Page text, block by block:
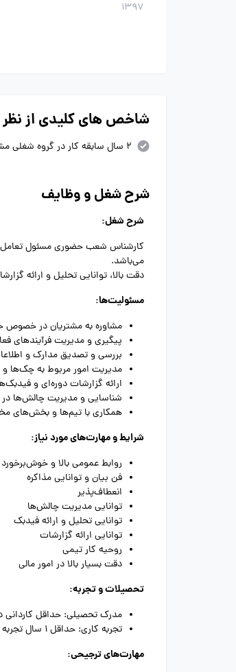
1397
شاخص های کلیدی از نظر
2 سال سابقه کار در گروه شغلی مشابه
شرح شغل و وظایف
شرح شغل:
کارشناس شعب حضوری مسئول تعامل
می‌باشد.
دقت بالا، توانایی تحلیل و ارائه
مسئولیت‌ها:
مشاوره به مشتریان در خصوص
پیگیری و مدیریت فرآیندهای
بررسی و تصدیق مدارک و
مدیریت امور مربوط به چک‌ها
ارائه گزارشات دوره‌ای و
شناسایی و مدیریت چالش‌ها در
همکاری با تیم‌ها و بخش‌های
شرایط و مهارت‌های مورد نیاز:
روابط عمومی بالا و خوش‌برخورد
فن بیان و توانایی مذاکره
انعطاف‌پذیر
توانایی مدیریت چالش‌ها
توانایی تحلیل و ارائه فیدبک
توانایی ارائه گزارشات
روحیه کار تیمی
دقت بسیار بالا در امور مالی
تحصیلات و تجربه:
مدرک تحصیلی: حداقل کاردانی
تجربه کاری: حداقل1 سال
مهارت‌های ترجیحی: